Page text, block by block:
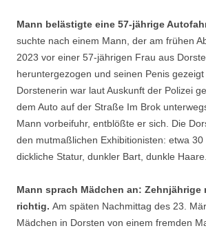
Mann belästigte eine 57-jährige
suchte nach einem Mann, der am frühen
2023 vor einer 57-jährigen Frau aus
heruntergezogen und seinen Penis
Dorstenerin war laut Auskunft der Polizei
dem Auto auf der Straße Im Brok
Mann vorbeifuhr, entblößte er sich. Die
den mutmaßlichen Exhibitionisten: etwa 30
dickliche Statur, dunkler Bart, dunkle Haare.
Mann sprach Mädchen an: Zehnjährige
richtig. Am späten Nachmittag des 23.
Mädchen in Dorsten von einem fremden